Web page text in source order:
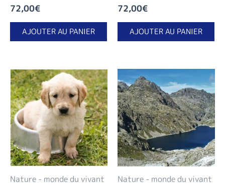
72,00€
AJOUTER AU PANIER
72,00€
AJOUTER AU PANIER
Nature - monde du vivant Nature - monde du vivant